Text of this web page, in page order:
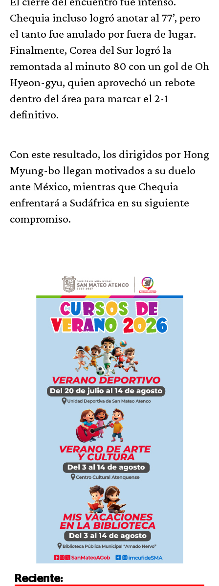
Chequia incluso logró anotar al 77’, pero
el tanto fue anulado por fuera de lugar.
Finalmente, Corea del Sur logró la
remontada al minuto 80 con un gol de Oh
Hyeon-gyu, quien aprovechó un rebote
dentro del área para marcar el 2-1
definitivo.
Con este resultado, los dirigidos por Hong
Myung-bo llegan motivados a su duelo
ante México, mientras que Chequia
enfrentará a Sudáfrica en su siguiente
compromiso.
Reciente: